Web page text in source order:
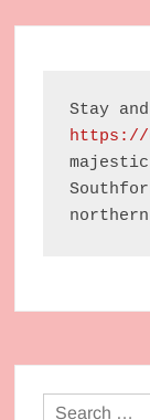
https://